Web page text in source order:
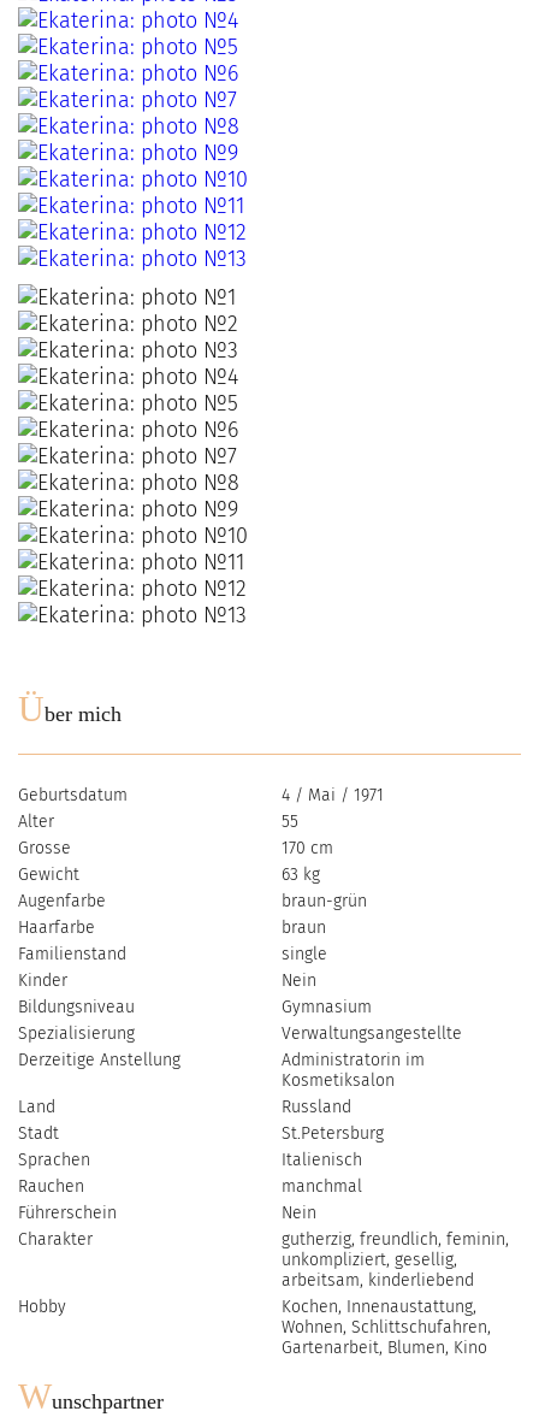
Über mich
Geburtsdatum
4 / Mai / 1971
Alter
55
Grosse
170 cm
Gewicht
63 kg
Augenfarbe
braun-grün
Haarfarbe
braun
Familienstand
single
Kinder
Nein
Bildungsniveau
Gymnasium
Spezialisierung
Verwaltungsangestellte
Derzeitige Anstellung
Administratorin im
Kosmetiksalon
Land
Russland
Stadt
St.Petersburg
Sprachen
Italienisch
Rauchen
manchmal
Führerschein
Nein
Charakter
gutherzig, freundlich, feminin,
unkompliziert, gesellig,
arbeitsam, kinderliebend
Hobby
Kochen, Innenaustattung,
Wohnen, Schlittschufahren,
Gartenarbeit, Blumen, Kino
Wunschpartner